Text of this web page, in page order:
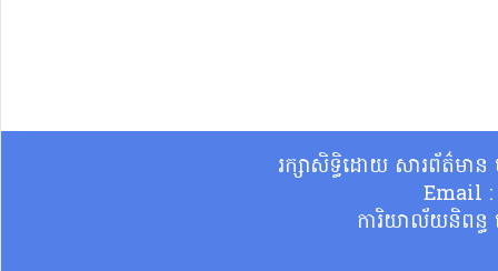
រក្សាសិទ្ធិដោយ សារព័ត៌មា
Email
ការិយាល័យនិពន្ធ